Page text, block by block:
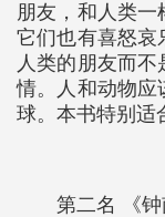
朋友，和人类一
它们也有喜怒哀
人类的朋友而
情。人和动物应
球。本书特别适
第二名 《